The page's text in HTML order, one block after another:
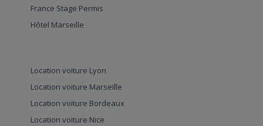
France Stage Permis
Hôtel Marseille
Location voiture Lyon
Location voiture Marseille
Location voiture Bordeaux
Location voiture Nice